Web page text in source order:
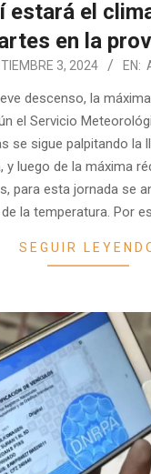
estará el
en la
3, 2024 EN:
descenso, la
el Servicio
se sigue palpitando la
y luego de la máxima
para esta jornada se
la temperatura. Por
SEGUIR